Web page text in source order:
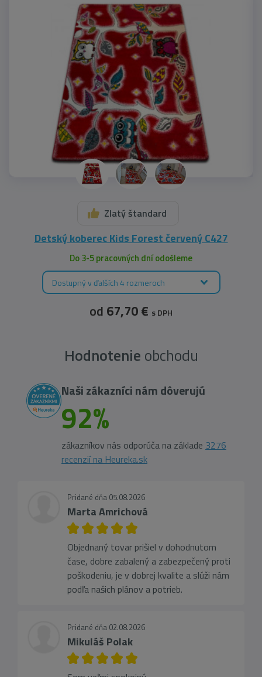
Zlatý štandard
Detský koberec Kids Forest červený C427
Do 3-5 pracovných dní odošleme
Dostupný v ďalších 4 rozmeroch
od 67,70 € s DPH
Hodnotenie obchodu
Naši zákazníci nám dôverujú
92%
zákazníkov nás odporúča na základe 3276
recenzií na Heureka.sk
Pridané dňa 05.08.2026
Marta Amrichová
Objednaný tovar prišiel v dohodnutom
čase, dobre zabalený a zabezpečený proti
poškodeniu, je v dobrej kvalite a slúži nám
podľa našich plánov a potrieb.
Pridané dňa 02.08.2026
Mikuláš Polak